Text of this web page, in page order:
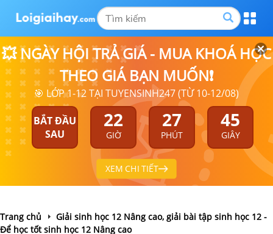
💥 NGÀY HỘI TRẢ GIÁ - MUA KHOÁ HỌC
THEO GIÁ BẠN MUỐN❗
🎯 LỚP 1-12 TẠI TUYENSINH247 (TỪ 10-12/08)
BẮT ĐẦU
SAU
22
GIỜ
27
PHÚT
44
GIÂY
XEM CHI TIẾT
Trang chủ
Giải sinh học 12 Nâng cao, giải bài tập sinh học 12 -
Để học tốt sinh học 12 Nâng cao